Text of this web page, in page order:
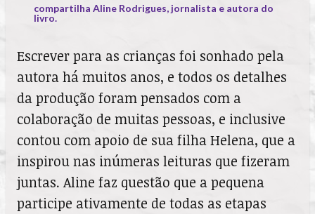
compartilha Aline Rodrigues, jornalista e autora do
livro.
Escrever para as crianças foi sonhado pela
autora há muitos anos, e todos os detalhes
da produção foram pensados com a
colaboração de muitas pessoas, e inclusive
contou com apoio de sua filha Helena, que a
inspirou nas inúmeras leituras que fizeram
juntas. Aline faz questão que a pequena
participe ativamente de todas as etapas